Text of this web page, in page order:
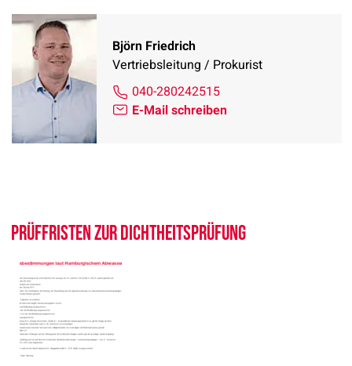
Björn Friedrich
Vertriebsleitung / Prokurist
040-280242515
E-Mail schreiben
Prüffristen zur Dichtheitsprüfung